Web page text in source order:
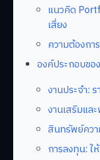
แนวคิด
เสี่ยง
ความต้องก
องค์ประกอบข
งานประจำ:
งานเสริมแล
สินทรัพย์ควา
การลงทุน: ใ